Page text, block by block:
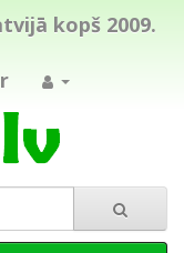
kopš 2009.